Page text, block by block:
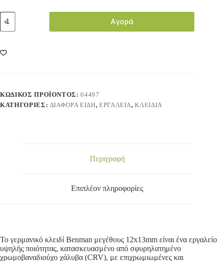
Αγορά
ΚΩΔΙΚΌΣ ΠΡΟΪΌΝΤΟΣ:04497
ΚΑΤΗΓΟΡΊΕΣ: ΔΙΑΦΟΡΑ ΕΙΔΗ, ΕΡΓΑΛΕΙΑ,ΚΛΕΙΔΙΑ
Περιγραφή
Επιπλέον πληροφορίες
Το γερμανικό κλειδί Benman μεγέθους 12x13mm είναι ένα εργαλείο
υψηλής ποιότητας, κατασκευασμένο από σφυρηλατημένο
χρωμοβαναδιούχο χάλυβα (CRV), με επιχρωμιωμένες και